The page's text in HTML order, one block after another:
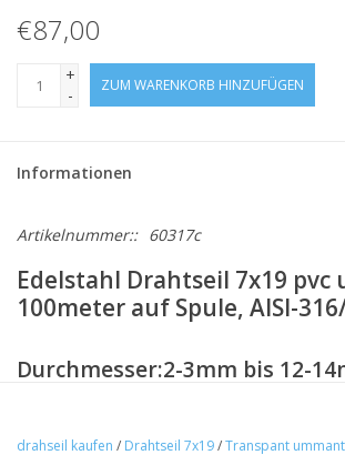
€87,00
+
-
ZUM WARENKORB HINZUFÜGEN
Informationen
Artikelnummer:: 60317c
Edelstahl Drahtseil 7x19
100meter auf Spule, AISI-
Durchmesser:2-3mm bis 12-
2
212kg
drahseil kaufen / Drahtseil 7x19/Transpant